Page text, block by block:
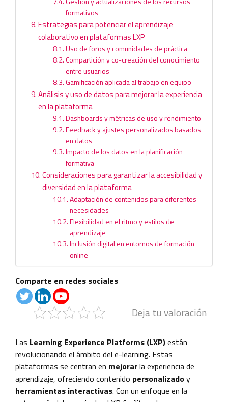
formativos
Estrategias para potenciar el aprendizaje
colaborativo en plataformas LXP
Uso de foros y comunidades de práctica
Compartición y co-creación del conocimiento
entre usuarios
Gamificación aplicada al trabajo en equipo
Análisis y uso de datos para mejorar la experiencia
en la plataforma
Dashboards y métricas de uso y rendimiento
Feedback y ajustes personalizados basados
en datos
Impacto de los datos en la planificación
formativa
Consideraciones para garantizar la accesibilidad y
diversidad en la plataforma
Adaptación de contenidos para diferentes
necesidades
Flexibilidad en el ritmo y estilos de
aprendizaje
Inclusión digital en entornos de formación
online
Comparte en redes sociales
Deja tu valoración
Las Learning Experience Platforms (LXP)están
revolucionando el ámbito del e-learning. Estas
plataformas se centran en mejorarla experiencia de
aprendizaje, ofreciendo contenido personalizadoy
herramientas interactivas. Con un enfoque en la